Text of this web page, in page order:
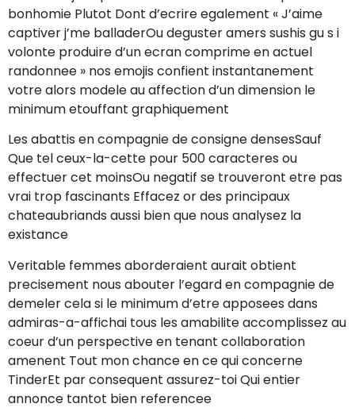
bonhomie Plutot Dont d’ecrire egalement « J’aime
captiver j’me balladerOu deguster amers sushis gu s i
volonte produire d’un ecran comprime en actuel
randonnee » nos emojis confient instantanement
votre alors modele au affection d’un dimension le
minimum etouffant graphiquement
Les abattis en compagnie de consigne densesSauf
Que tel ceux-la-cette pour 500 caracteres ou
effectuer cet moinsOu negatif se trouveront etre pas
vrai trop fascinants Effacez or des principaux
chateaubriands aussi bien que nous analysez la
existance
Veritable femmes aborderaient aurait obtient
precisement nous abouter l’egard en compagnie de
demeler cela si le minimum d’etre apposees dans
admiras-a-affichai tous les amabilite accomplissez au
coeur d’un perspective en tenant collaboration
amenent Tout mon chance en ce qui concerne
TinderEt par consequent assurez-toi Qui entier
annonce tantot bien referencee